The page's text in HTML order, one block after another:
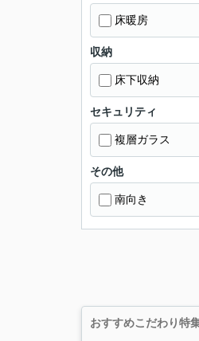
床暖房
収納
床下収納
セキュリティ
複層ガラス
その他
南向き
おすすめこだわり特